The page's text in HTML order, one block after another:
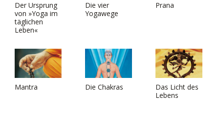
Der Ursprung
von »Yoga im
täglichen
Leben«
Die vier
Yogawege
Prana
Mantra Die Chakras
Das Licht des
Lebens